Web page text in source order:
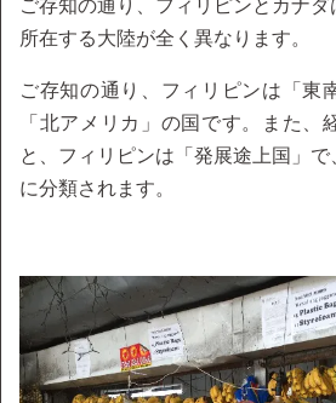
ご存知の通り、フィリピンとカナダ
所在する大陸が全く異なります。
ご存知の通り、フィリピンは「東
「北アメリカ」の国です。また、
と、フィリピンは「発展途上国」で
に分類されます。